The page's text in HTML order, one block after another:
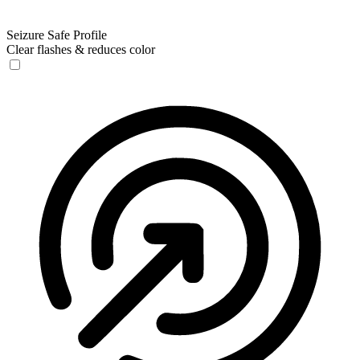
Seizure Safe Profile
Clear flashes & reduces color